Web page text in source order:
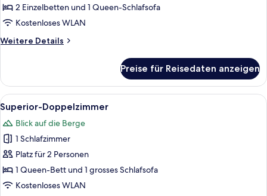
2 Einzelbetten und 1 Queen-Schlafsofa
Kostenloses WLAN
Weitere Details
Weitere
Preise für Reisedaten anzeigen
Alle
Fotos
für
Superior-
Doppelzimmer
anzeigen
Ein Hotelzimmer mit Bett,
4
Superior-Doppelzimmer
Blick auf die Berge
1 Schlafzimmer
Platz für 2 Personen
1 Queen-Bett und 1 grosses Schlafsofa
Kostenloses WLAN